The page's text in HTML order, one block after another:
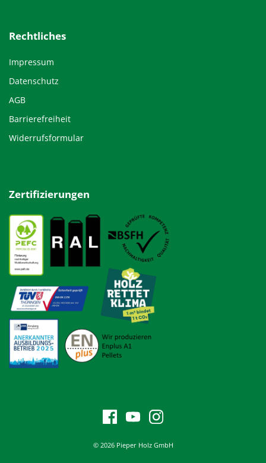
Rechtliches
Impressum
Datenschutz
AGB
Barrierefreiheit
Widerrufsformular
Zertifizierungen
© 2026 Pieper Holz GmbH